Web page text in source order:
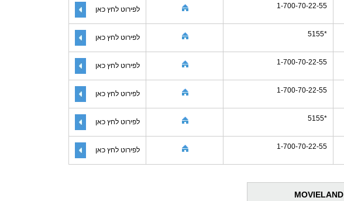
1-700-70-22-55 לפירוט לחץ כאן
*5155 לפירוט לחץ כאן
1-700-70-22-55 לפירוט לחץ כאן
1-700-70-22-55 לפירוט לחץ כאן
*5155 לפירוט לחץ כאן
1-700-70-22-55 לפירוט לחץ כאן
MOVIELAND